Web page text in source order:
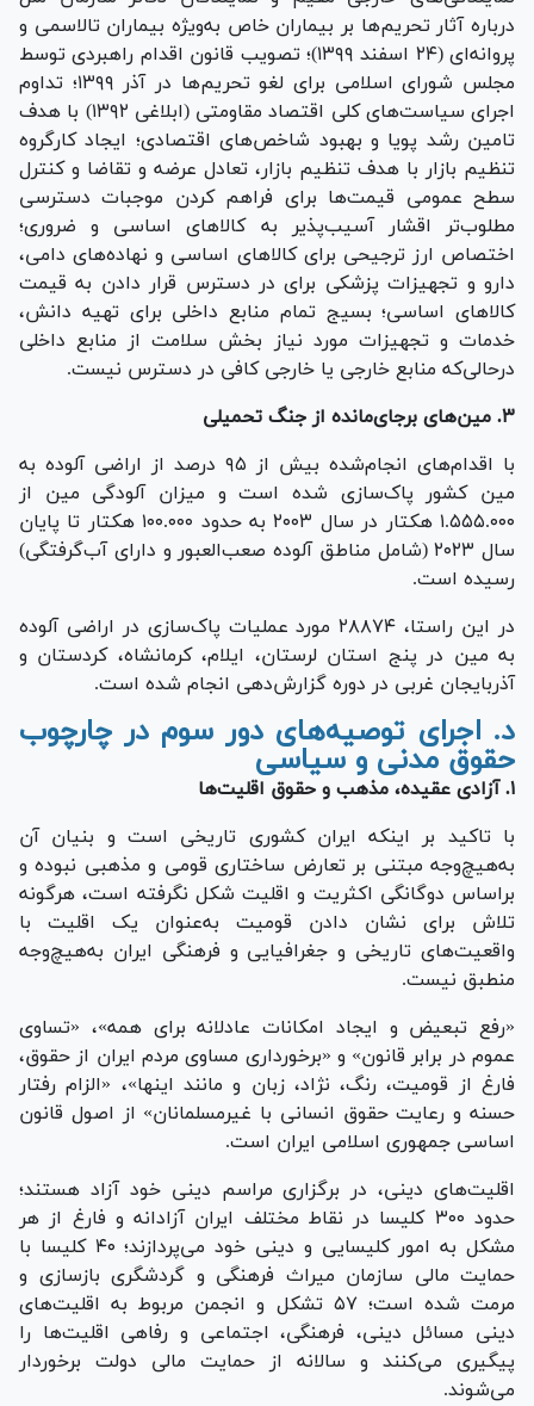
درباره آثار تحریم‌ها بر بیماران خاص به‌ویژه بیماران تالاسمی و
پروانه‌ای (۲۴ اسفند ۱۳۹۹)؛ تصویب قانون اقدام راهبردی توسط
مجلس شورای اسلامی برای لغو تحریم‌ها در آذر ۱۳۹۹؛ تداوم
اجرای سیاست‌های کلی اقتصاد مقاومتی (ابلاغی ۱۳۹۲) با هدف
تامین رشد پویا و بهبود شاخص‌های اقتصادی؛ ایجاد کارگروه
تنظیم بازار با هدف تنظیم بازار، تعادل عرضه و تقاضا و کنترل
سطح عمومی قیمت‌ها برای فراهم کردن موجبات دسترسی
مطلوب‌تر اقشار آسیب‌پذیر به کالا‌های اساسی و ضروری؛
اختصاص ارز ترجیحی برای کالا‌های اساسی و نهاده‌های دامی،
دارو و تجهیزات پزشکی برای در دسترس قرار دادن به قیمت
کالا‌های اساسی؛ بسیج تمام منابع داخلی برای تهیه دانش،
خدمات و تجهیزات مورد نیاز بخش سلامت از منابع داخلی
درحالی‌که منابع خارجی یا خارجی کافی در دسترس نیست.
۳. مین‌های برجای‌مانده از جنگ تحمیلی
با اقدام‌های انجام‌شده بیش از ۹۵ درصد از اراضی آلوده به
مین کشور پاک‌سازی شده است و میزان آلودگی مین از
۱.۵۵۵.۰۰۰ هکتار در سال ۲۰۰۳ به حدود ۱۰۰.۰۰۰ هکتار تا پایان
سال ۲۰۲۳ (شامل مناطق آلوده صعب‌العبور و دارای آب‌گرفتگی)
رسیده است.
در این راستا، ۲۸۸۷۴ مورد عملیات پاک‌سازی در اراضی آلوده
به مین در پنج استان لرستان، ایلام، کرمانشاه، کردستان و
آذربایجان غربی در دوره گزارش‌دهی انجام شده است.
د. اجرای توصیه‌های دور سوم در چارچوب
حقوق مدنی و سیاسی
۱. آزادی عقیده، مذهب و حقوق اقلیت‌ها
با تاکید بر اینکه ایران کشوری تاریخی است و بنیان آن
به‌هیچ‌وجه مبتنی بر تعارض ساختاری قومی و مذهبی نبوده و
براساس دوگانگی اکثریت و اقلیت شکل نگرفته است، هرگونه
تلاش برای نشان دادن قومیت به‌عنوان یک اقلیت با
واقعیت‌های تاریخی و جغرافیایی و فرهنگی ایران به‌هیچ‌وجه
منطبق نیست.
«رفع تبعیض و ایجاد امکانات عادلانه برای همه»، «تساوی
عموم در برابر قانون» و «برخورداری مساوی مردم ایران از حقوق،
فارغ از قومیت، رنگ، نژاد، زبان و مانند اینها»، «الزام رفتار
حسنه و رعایت حقوق انسانی با غیرمسلمانان» از اصول قانون
اساسی جمهوری اسلامی ایران است.
اقلیت‌های دینی، در برگزاری مراسم دینی خود آزاد هستند؛
حدود ۳۰۰ کلیسا در نقاط مختلف ایران آزادانه و فارغ از هر
مشکل به امور کلیسایی و دینی خود می‌پردازند؛ ۴۰ کلیسا با
حمایت مالی سازمان میراث فرهنگی و گردشگری بازسازی و
مرمت شده است؛ ۵۷ تشکل و انجمن مربوط به اقلیت‌های
دینی مسائل دینی، فرهنگی، اجتماعی و رفاهی اقلیت‌ها را
پیگیری می‌کنند و سالانه از حمایت مالی دولت برخوردار
می‌شوند.